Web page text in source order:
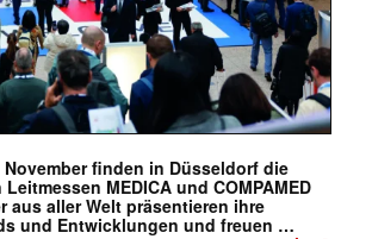
November finden in Düsseldorf die
MEDICA und COMPAMED
aus aller Welt präsentieren ihre
und Entwicklungen und freuen …